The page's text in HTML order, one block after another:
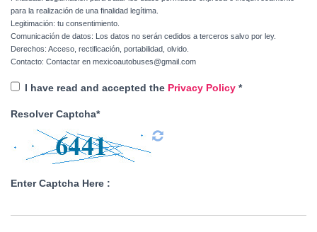
para la realización de una finalidad legítima.
Legitimación: tu consentimiento.
Comunicación de datos: Los datos no serán cedidos a terceros salvo por ley.
Derechos: Acceso, rectificación, portabilidad, olvido.
Contacto: Contactar en mexicoautobuses@gmail.com
I have read and accepted the Privacy Policy *
Resolver Captcha*
Enter Captcha Here :